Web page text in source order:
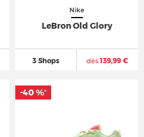
Nike
LeBron Old Glory
3 Shops dès139,99 €
-40 %*